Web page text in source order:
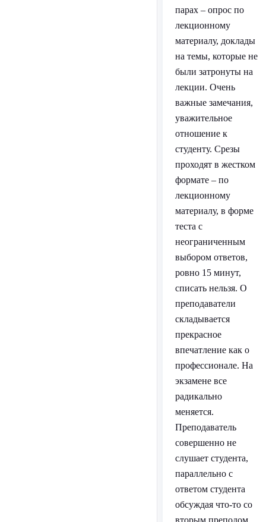
парах – опрос по
лекционному
материалу, доклады
на темы, которые не
были затронуты на
лекции. Очень
важные замечания,
уважительное
отношение к
студенту. Срезы
проходят в жестком
формате – по
лекционному
материалу, в форме
теста с
неограниченным
выбором ответов,
ровно 15 минут,
списать нельзя. О
преподаватели
складывается
прекрасное
впечатление как о
профессионале. На
экзамене все
радикально
меняется.
Преподаватель
совершенно не
слушает студента,
параллельно с
ответом студента
обсуждая что-то со
вторым преподом.